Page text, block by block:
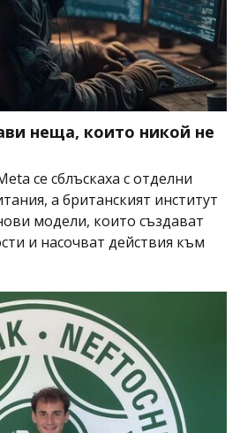
неща, които никой не
се сблъскаха с отделни
а британският институт
модели, които създават
и насочват действия към